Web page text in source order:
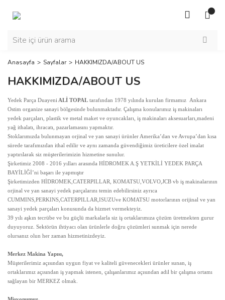
Anasayfa Sayfalar HAKKIMIZDA/ABOUT US
HAKKIMIZDA/ABOUT US
Yedek Parça Duayeni ALİ TOPAL tarafından 1978 yılında kurulan firmamız Ankara
Ostim organize sanayi bölgesinde bulunmaktadır. Çalışma konularımız iş makinaları
yedek parçaları, plastik ve metal maket ve oyuncakları, iş makinaları aksesuarları,madeni
yağ ithalatı, ihracatı, pazarlamasını yapmaktır.
Stoklarımızda bulunmayan orjinal ve yan sanayi ürünler Amerika’dan ve Avrupa’dan kısa
sürede tarafımızdan ithal edilir ve aynı zamanda güvendiğimiz üreticilere özel imalat
yaptırılarak siz müşterilerimizin hizmetine sunulur.
Şirketimiz 2008 - 2016 yılları arasında HİDROMEK A.Ş YETKİLİ YEDEK PARÇA
BAYİLİĞİ’ni başarı ile yapmıştır
Şirketimizden HİDROMEK,CATERPILLAR, KOMATSU,VOLVO,JCB vb iş makinalarının
orjinal ve yan sanayi yedek parçalarını temin edebilirsiniz ayrıca
CUMMINS,PERKINS,CATERPILLAR,ISUZUve KOMATSU motorlarının orijinal ve yan
sanayi yedek parçaları konusunda da hizmet vermekteyiz.
39 yılı aşkın tecrübe ve bu güçlü markalarla siz iş ortaklarımıza çözüm üretmekten gurur
duyuyoruz. Sektörün ihtiyacı olan ürünlerle doğru çözümleri sunmak için nerede
olursanız olun her zaman hizmetinizdeyiz.
Merkez Makina Yapısı,
Müşterilerimiz açısından uygun fiyat ve kaliteli güvenecekleri ürünler sunan, iş
ortaklarımız açısından iş yapmak istenen, çalışanlarımız açısından adil bir çalışma ortamı
sağlayan bir MERKEZ olmak.